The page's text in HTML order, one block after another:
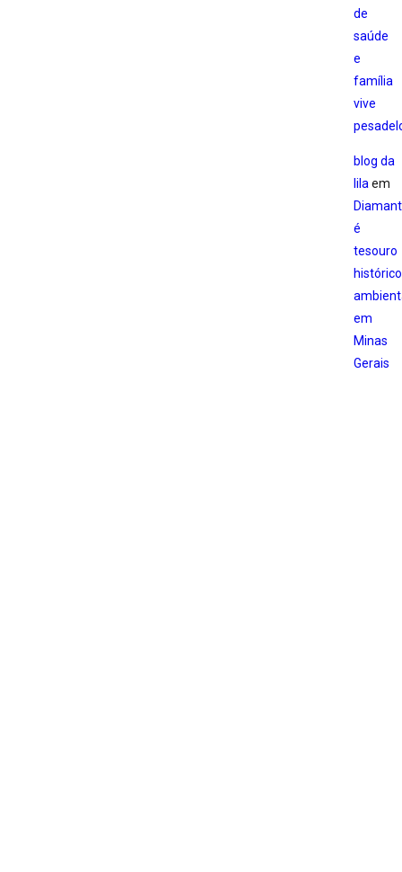
de
saúde
e
família
vive
blog da
lila em
é
tesouro
histórico
em
Minas
Gerais